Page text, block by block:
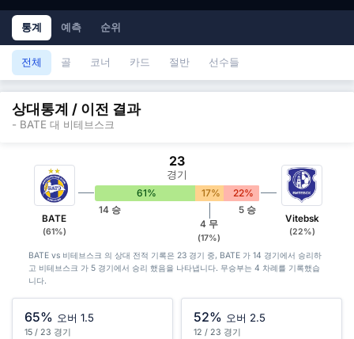
통계 예측 순위
전체 골 코너 카드 절반 선수들
상대통계 / 이전 결과
- BATE 대 비테브스크
BATE
(61%)
23
경기
61% 17% 22%
14 승
4 무
(17%)
5 승
Vitebsk
(22%)
BATE vs 비테브스크 의 상대 전적 기록은 23 경기 중, BATE 가 14 경기에서 승리하
고 비테브스크 가 5 경기에서 승리 했음을 나타냅니다. 무승부는 4 차례를 기록했습
니다.
65% 오버 1.5
15 / 23 경기
52% 오버 2.5
12 / 23 경기